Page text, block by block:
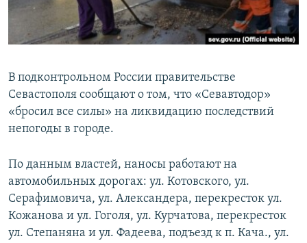
ПОБЕДИТЕЛЕЙ НЕ СУДЯТ?
КРЫМ.НЕПОКОРЕННЫЙ
УКРАИНСКАЯ ПРОБЛЕМА КРЫМА
ПРИСОЕДИНЯЙТЕСЬ!
В подконтрольном России правительстве
Севастополя сообщают о том, что «Севавтодор»
«бросил все силы» на ликвидацию последствий
непогоды в городе.
По данным властей, наносы работают на
автомобильных дорогах: ул. Котовского, ул.
Серафимовича, ул. Александера, перекресток ул.
Кожанова и ул. Гоголя, ул. Курчатова, перекресток
ул. Степаняна и ул. Фадеева, подъезд к п. Кача., ул.